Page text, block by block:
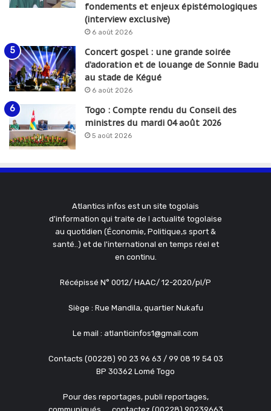
fondements et enjeux épistémologiques
(interview exclusive)
6 août 2026
Concert gospel : une grande soirée
d’adoration et de louange de Sonnie Badu
au stade de Kégué
6 août 2026
Togo : Compte rendu du Conseil des
ministres du mardi 04 août 2026
5 août 2026
Atlantics infos est un site togolais
d'information qui traite de l actualité togolaise
au quotidien (Économie, Politique,s sport &
santé..) et de l'international en temps réel et
en continu.
Récépissé N° 0012/ HAAC/ 12-2020/pl/P
Siège : Rue Mandila, quartier Nukafu
Le mail : atlanticinfos1@gmail.com
Contacts (00228) 90 23 96 63 / 99 08 19 54 03
BP 30362 Lomé Togo
Pour des reportages, publi reportages,